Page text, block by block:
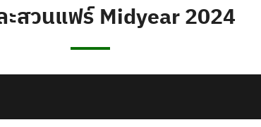
สวนแฟร์ Midyear 2024